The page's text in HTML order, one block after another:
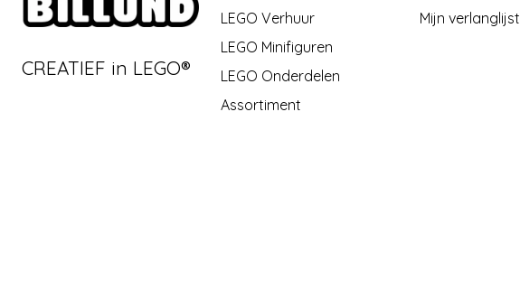
CREATIEF in LEGO®
LEGO Verhuur
LEGO Minifiguren
LEGO Onderdelen
Assortiment
Mijn verlanglijst